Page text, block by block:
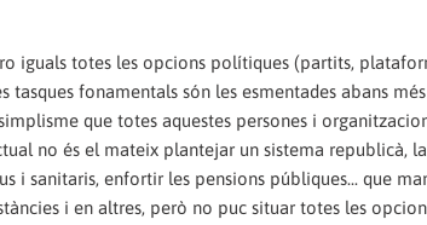
iguals totes les opcions polítiques (partits,
tasques fonamentals són les esmentades abans
que totes aquestes persones i
no és el mateix plantejar un sistema republicà,
i sanitaris, enfortir les pensions públiques... que
i en altres, però no puc situar totes les